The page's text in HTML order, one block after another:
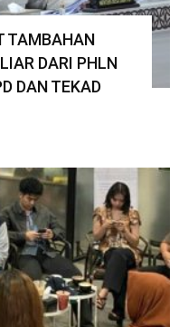
TAMBAHAN
DARI PHLN
DAN TEKAD